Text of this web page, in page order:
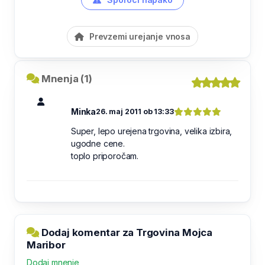
Prevzemi urejanje vnosa
Mnenja (1)
Minka26. maj 2011 ob 13:33
Super, lepo urejena trgovina, velika izbira,
ugodne cene.
toplo priporočam.
Dodaj komentar za Trgovina Mojca
Maribor
Dodaj mnenje